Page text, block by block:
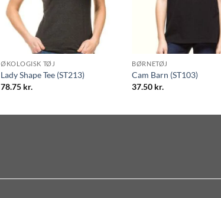
ØKOLOGISK TØJ
Lady Shape Tee (ST213)
78.75 kr.
BØRNETØJ
Cam Barn (ST103)
37.50 kr.